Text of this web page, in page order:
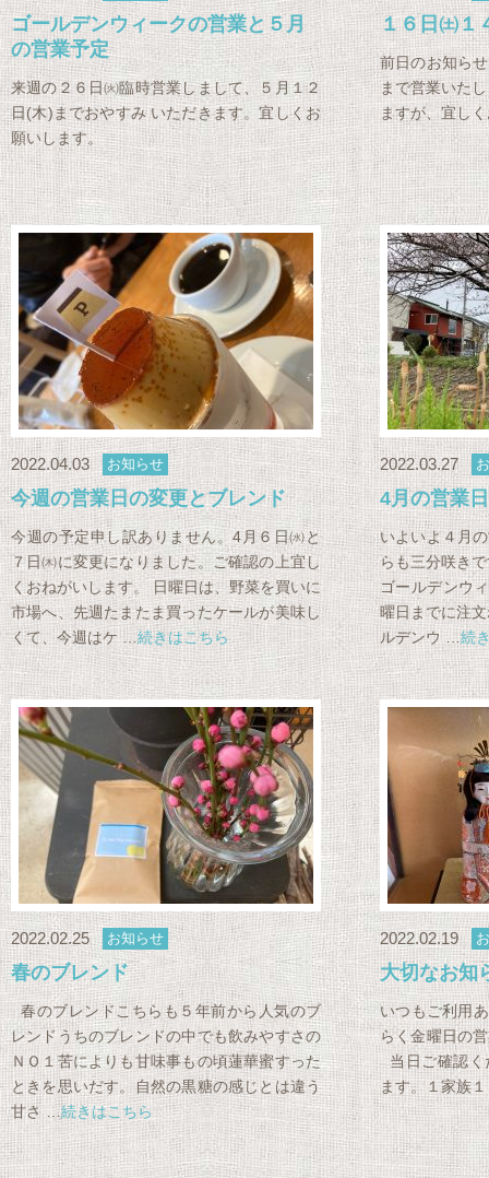
ゴールデンウィークの営業と５月
の営業予定
来週の２６日㈫臨時営業しまして、５月１２
日(木)までおやすみ いただきます。宜しくお
願いします。
１６日㈯１
前日のお知ら
まで営業いた
ますが、宜し
2022.04.03 お知らせ
今週の営業日の変更とブレンド
今週の予定申し訳ありません。4月６日㈬と
７日㈭に変更になりました。ご確認の上宜し
くおねがいします。 日曜日は、野菜を買いに
市場へ、先週たまたま買ったケールが美味し
くて、今週はケ … 続きはこちら
2022.03.27
4月の営業
いよいよ４月
らも三分咲き
ゴールデンウ
曜日までに注
ルデンウ … 続
2022.02.25 お知らせ
春のブレンド
春のブレンドこちらも５年前から人気のブ
レンドうちのブレンドの中でも飲みやすさの
ＮＯ１苦によりも甘味事もの頃蓮華蜜すった
ときを思いだす。自然の黒糖の感じとは違う
甘さ …続きはこちら
2022.02.19
大切なお知
いつもご利用
らく金曜日の
当日ご確認く
ます。１家族